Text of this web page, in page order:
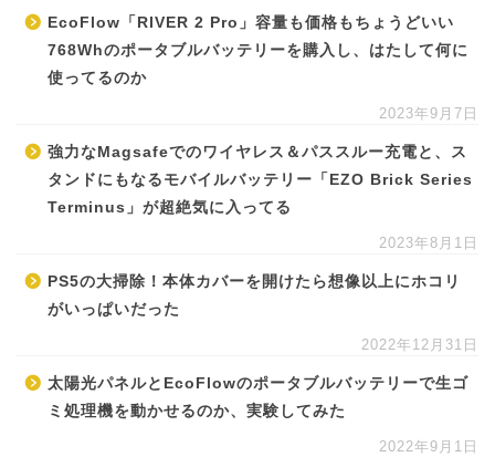
EcoFlow「RIVER 2 Pro」容量も価格もちょうどいい
768Whのポータブルバッテリーを購入し、はたして何に
使ってるのか
2023年9月7日
強力なMagsafeでのワイヤレス＆パススルー充電と、ス
タンドにもなるモバイルバッテリー「EZO Brick Series
Terminus」が超絶気に入ってる
2023年8月1日
PS5の大掃除！本体カバーを開けたら想像以上にホコリ
がいっぱいだった
2022年12月31日
太陽光パネルとEcoFlowのポータブルバッテリーで生ゴ
ミ処理機を動かせるのか、実験してみた
2022年9月1日